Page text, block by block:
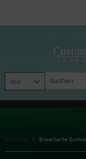
Alle
Startseite Erweiterte Suche